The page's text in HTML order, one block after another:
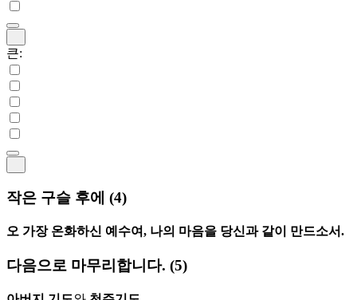
큰:
작은 구슬 후에 (4)
오 가장 온화하신 예수여, 나의 마음을 당신과 같이 만드소서.
다음으로 마무리합니다. (5)